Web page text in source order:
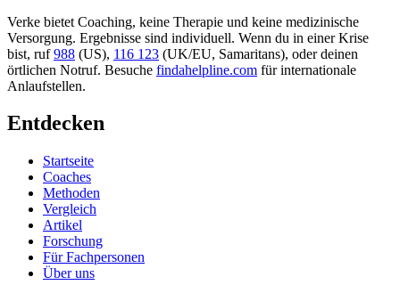
Verke bietet Coaching, keine Therapie und keine medizinische
Versorgung. Ergebnisse sind individuell. Wenn du in einer Krise
bist, ruf 988 (US), 116 123 (UK/EU, Samaritans), oder deinen
örtlichen Notruf. Besuche findahelpline.com für internationale
Anlaufstellen.
Entdecken
Startseite
Coaches
Methoden
Vergleich
Artikel
Forschung
Für Fachpersonen
Über uns